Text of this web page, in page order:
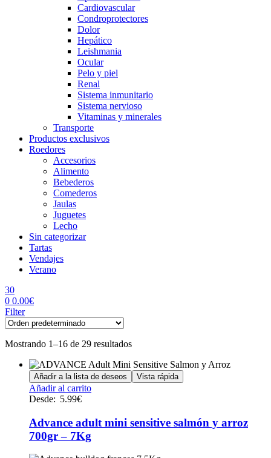
Cardiovascular
Condroprotectores
Dolor
Hepático
Leishmania
Ocular
Pelo y piel
Renal
Sistema inmunitario
Sistema nervioso
Vitaminas y minerales
Transporte
Productos exclusivos
Roedores
Accesorios
Alimento
Bebederos
Comederos
Jaulas
Juguetes
Lecho
Sin categorizar
Tartas
Vendajes
Verano
30
0 0.00€
Menu
Filter
Mostrando 1–16 de 29 resultados
Añadir a la lista de deseos Vista rápida
Añadir al carritoEste
múltiples
variantes.
Las
Desde: 5.99€
Advance adult mini sensitive salmón y arroz
700gr – 7Kg